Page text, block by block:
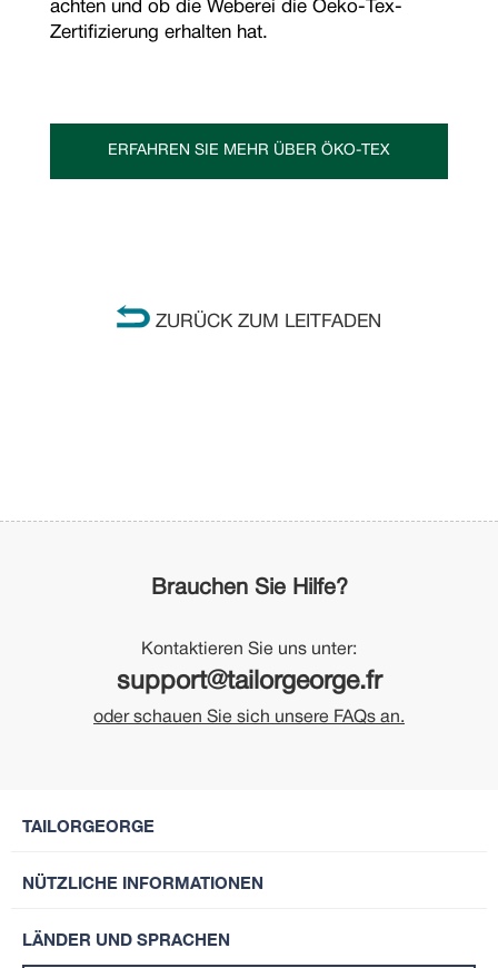
achten und ob die Weberei die Oeko-Tex-
Zertifizierung erhalten hat.
ERFAHREN SIE MEHR ÜBER ÖKO-TEX
ZURÜCK ZUM LEITFADEN
Brauchen Sie Hilfe?
Kontaktieren Sie uns unter:
support@tailorgeorge.fr
oder schauen Sie sich unsere FAQs an.
TAILORGEORGE
NÜTZLICHE INFORMATIONEN
LÄNDER UND SPRACHEN